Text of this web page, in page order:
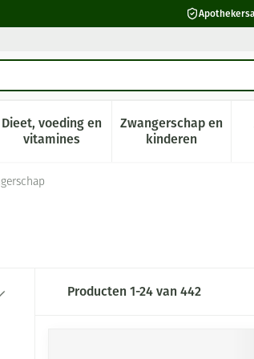
voor Schoonheid, verzorging en hygiëne
Dieet, voeding en
vitaminesToon submenu voor Dieet,
Zwangerschap en
kinderen
Toon
Producten 1-24 van 442